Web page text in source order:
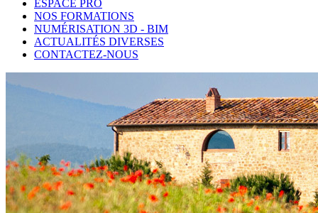
ESPACE PRO
NOS FORMATIONS
NUMÉRISATION 3D - BIM
ACTUALITÉS DIVERSES
CONTACTEZ-NOUS